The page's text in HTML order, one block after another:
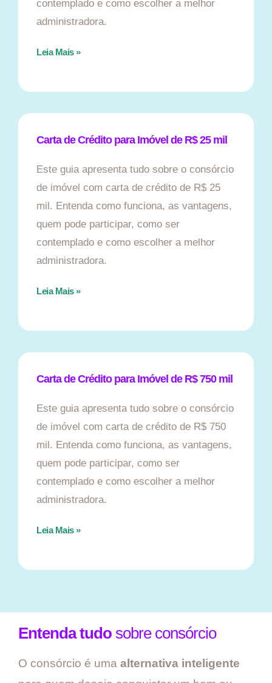
contemplado e como escolher a melhor
administradora.
Leia Mais »
Carta de Crédito para Imóvel de R$ 25 mil
Este guia apresenta tudo sobre o consórcio
de imóvel com carta de crédito de R$ 25
mil. Entenda como funciona, as vantagens,
quem pode participar, como ser
contemplado e como escolher a melhor
administradora.
Leia Mais »
Carta de Crédito para Imóvel de R$ 750 mil
Este guia apresenta tudo sobre o consórcio
de imóvel com carta de crédito de R$ 750
mil. Entenda como funciona, as vantagens,
quem pode participar, como ser
contemplado e como escolher a melhor
administradora.
Leia Mais »
Entenda tudo sobre consórcio
O consórcio é uma alternativa inteligente